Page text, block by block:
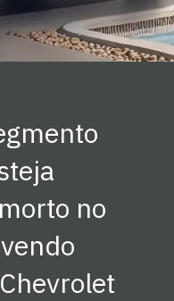
no